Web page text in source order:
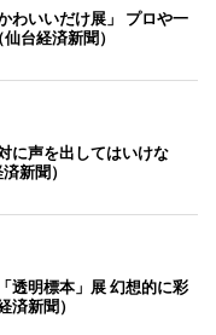
わいいだけ展」 プロや一
台経済新聞）
に声を出してはいけな
新聞）
透明標本」展 幻想的に彩
新聞）